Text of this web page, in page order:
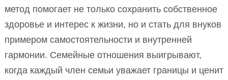
метод помогает не только сохранить собственное
здоровье и интерес к жизни, но и стать для внуков
примером самостоятельности и внутренней
гармонии. Семейные отношения выигрывают,
когда каждый член семьи уважает границы и ценит